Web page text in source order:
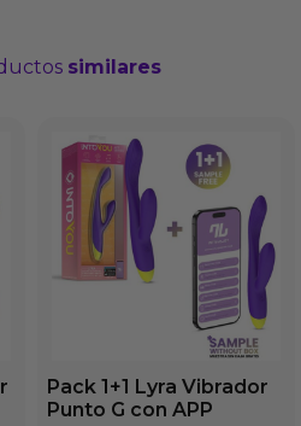
similares
Pack 1+1 Lyra Vibrador
Punto G con APP